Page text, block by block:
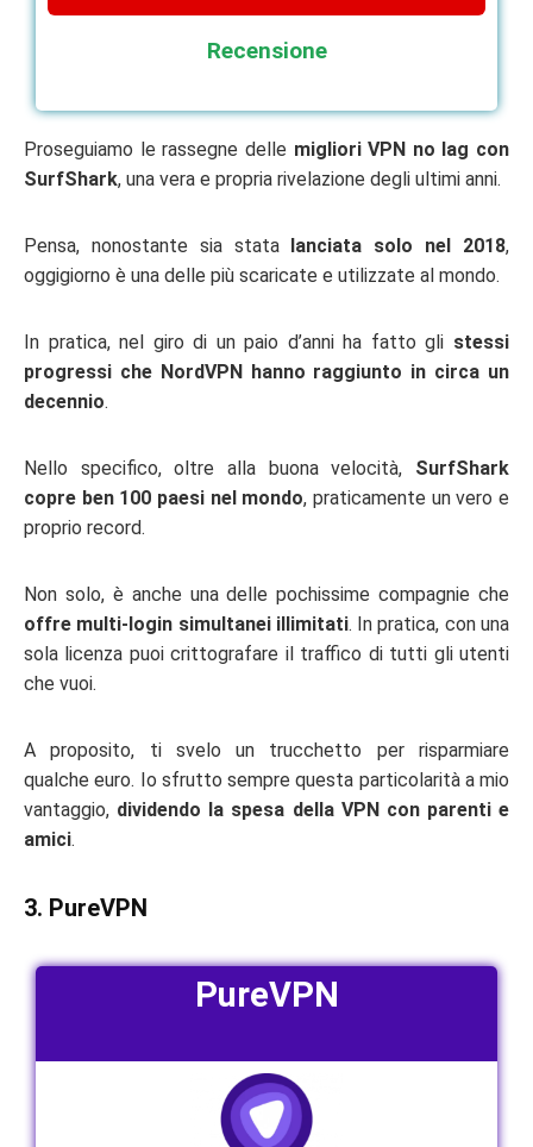
Recensione
Proseguiamo le rassegne delle migliori VPN no lag con
SurfShark, una vera e propria rivelazione degli ultimi anni.
Pensa, nonostante sia stata lanciata solo nel 2018,
oggigiorno è una delle più scaricate e utilizzate al mondo.
In pratica, nel giro di un paio d’anni ha fatto gli stessi
progressi che NordVPN hanno raggiunto in circa un
decennio.
Nello specifico, oltre alla buona velocità, SurfShark
copre ben 100 paesi nel mondo, praticamente un vero e
proprio record.
Non solo, è anche una delle pochissime compagnie che
offre multi-login simultanei illimitati. In pratica, con una
sola licenza puoi crittografare il traffico di tutti gli utenti
che vuoi.
A proposito, ti svelo un trucchetto per risparmiare
qualche euro. Io sfrutto sempre questa particolarità a mio
vantaggio, dividendo la spesa della VPN con parenti e
amici.
3. PureVPN
PureVPN